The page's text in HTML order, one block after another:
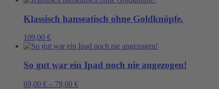
Klassisch hanseatisch ohne Goldknöpfe.
109,00 €
So gut war ein Ipad noch nie angezogen!
69,00 € – 79,00 €